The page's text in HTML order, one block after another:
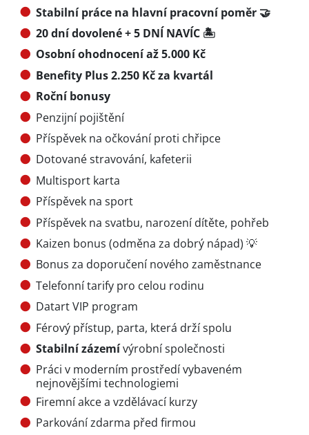
Stabilní práce na hlavní pracovní poměr 🤝
20 dní dovolené + 5 DNÍ NAVÍC 🏝️
Osobní ohodnocení až 5.000 Kč
Benefity Plus 2.250 Kč za kvartál
Roční bonusy
Penzijní pojištění
Příspěvek na očkování proti chřipce
Dotované stravování, kafeterii
Multisport karta
Příspěvek na sport
Příspěvek na svatbu, narození dítěte, pohřeb
Kaizen bonus (odměna za dobrý nápad) 💡
Bonus za doporučení nového zaměstnance
Telefonní tarify pro celou rodinu
Datart VIP program
Férový přístup, parta, která drží spolu
Stabilní zázemívýrobní společnosti
Práci v moderním prostředí vybaveném
nejnovějšími technologiemi
Firemní akce a vzdělávací kurzy
Parkování zdarma před firmou